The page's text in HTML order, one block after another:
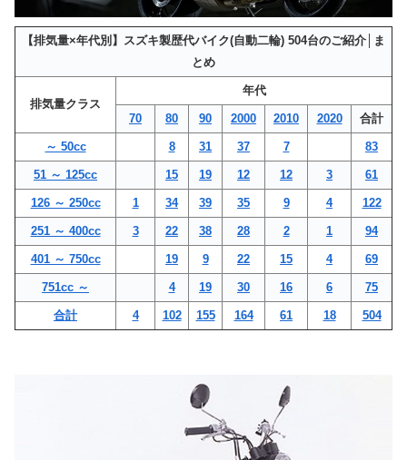
【排気量×年代別】スズキ製歴代バイク(自動二輪) 504台のご紹介│ま
とめ
排気量クラス
年代
70 80 90 2000 2010 2020 合計
～ 50cc 8 31 37 7 83
51 ～ 125cc 15 19 12 12 3 61
126 ～ 250cc 1 34 39 35 9 4 122
251 ～ 400cc 3 22 38 28 2 1 94
401 ～ 750cc 19 9 22 15 4 69
751cc ～ 4 19 30 16 6 75
合計 4 102 155 164 61 18 504